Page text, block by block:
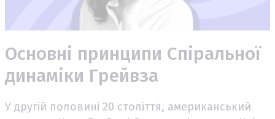
Основні принципи Спіральної
динаміки Грейвза
У другій половині 20 століття, американський